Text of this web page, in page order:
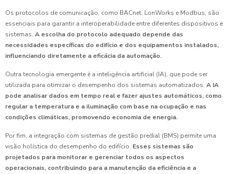
Os protocolos de comunicação, como BACnet, LonWorks e Modbus, são
essenciais para garantir a interoperabilidade entre diferentes dispositivos e
sistemas. A escolha do protocolo adequado depende das
necessidades específicas do edifício e dos equipamentos instalados,
influenciando diretamente a eficácia da automação.
Outra tecnologia emergente é a inteligência artificial (IA), que pode ser
utilizada para otimizar o desempenho dos sistemas automatizados. A IA
pode analisar dados em tempo real e fazer ajustes automáticos, como
regular a temperatura e a iluminação com base na ocupação e nas
condições climáticas, promovendo economia de energia.
Por fim, a integração com sistemas de gestão predial (BMS) permite uma
visão holística do desempenho do edifício. Esses sistemas são
projetados para monitorar e gerenciar todos os aspectos
operacionais, contribuindo para a manutenção da eficiência e a